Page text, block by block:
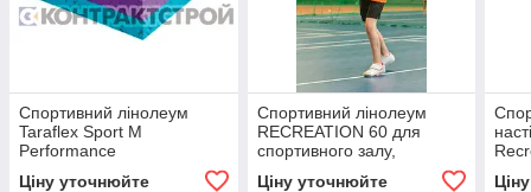
Спортивний лінолеум
Taraflex Sport M
Performance
Ціну уточнюйте
Спортивний лінолеум
RECREATION 60 для
спортивного залу,
мініфутболу, волейболу
Ціну уточнюйте